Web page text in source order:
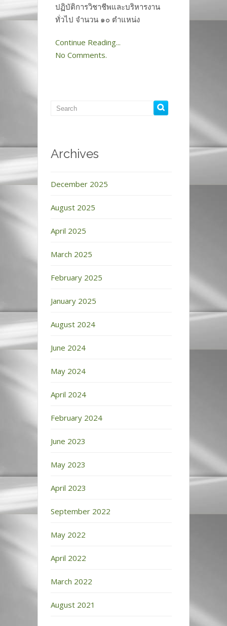
ปฏิบัติการวิชาชีพและบริหารงาน
ทั่วไป จำนวน ๑๐ ตำแหน่ง
Continue Reading...
No Comments.
Archives
December 2025
August 2025
April 2025
March 2025
February 2025
January 2025
August 2024
June 2024
May 2024
April 2024
February 2024
June 2023
May 2023
April 2023
September 2022
May 2022
April 2022
March 2022
August 2021